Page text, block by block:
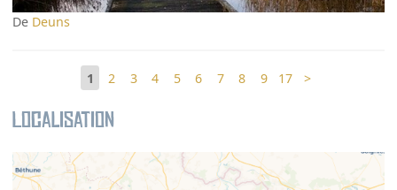
De Deuns
1 2 3 4 5 6 7 8 9 17 >
Localisation